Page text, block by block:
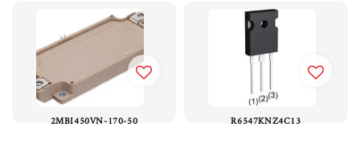
2MBI450VN-170-50 R6547KNZ4C13